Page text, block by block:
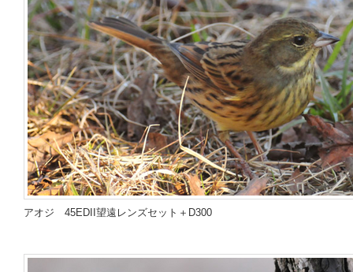
アオジ 45EDII望遠レンズセット＋D300